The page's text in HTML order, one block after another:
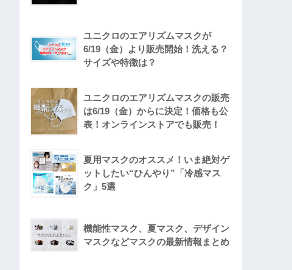
ユニクロのエアリズムマスクが
6/19（金）より販売開始！洗える？
サイズや特徴は？
ユニクロのエアリズムマスクの販売
は6/19（金）からに決定！価格も公
表！オンラインストアでも販売！
夏用マスクのオススメ！いま絶対ゲ
ットしたい“ひんやり”「冷感マス
ク」5選
機能性マスク、夏マスク、デザイン
マスクなどマスクの最新情報まとめ